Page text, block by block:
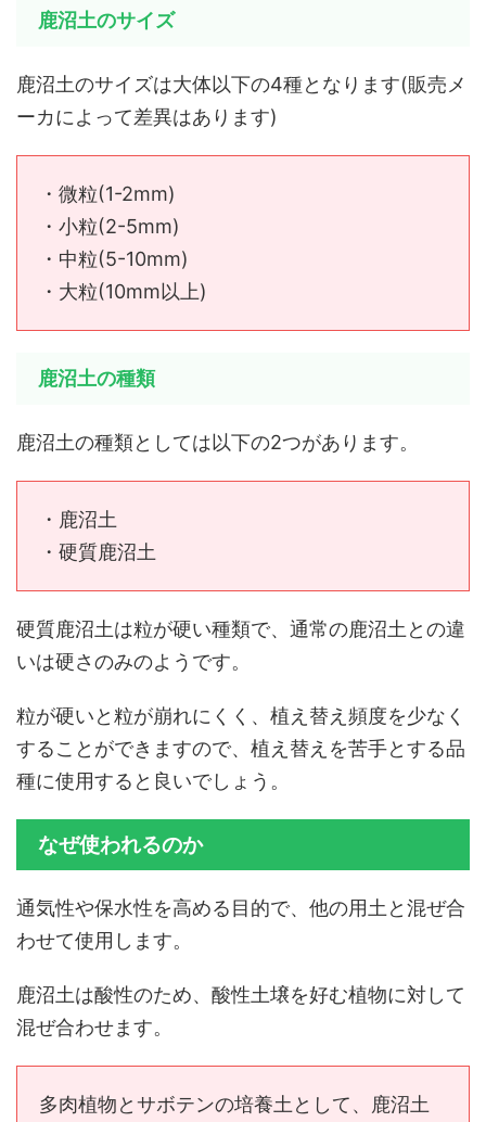
鹿沼土のサイズ
鹿沼土のサイズは大体以下の4種となります(販売メ
ーカによって差異はあります)
・微粒(1-2mm)
・小粒(2-5mm)
・中粒(5-10mm)
・大粒(10mm以上)
鹿沼土の種類
鹿沼土の種類としては以下の2つがあります。
・鹿沼土
・硬質鹿沼土
硬質鹿沼土は粒が硬い種類で、通常の鹿沼土との違
いは硬さのみのようです。
粒が硬いと粒が崩れにくく、植え替え頻度を少なく
することができますので、植え替えを苦手とする品
種に使用すると良いでしょう。
なぜ使われるのか
通気性や保水性を高める目的で、他の用土と混ぜ合
わせて使用します。
鹿沼土は酸性のため、酸性土壌を好む植物に対して
混ぜ合わせます。
多肉植物とサボテンの培養土として、鹿沼土